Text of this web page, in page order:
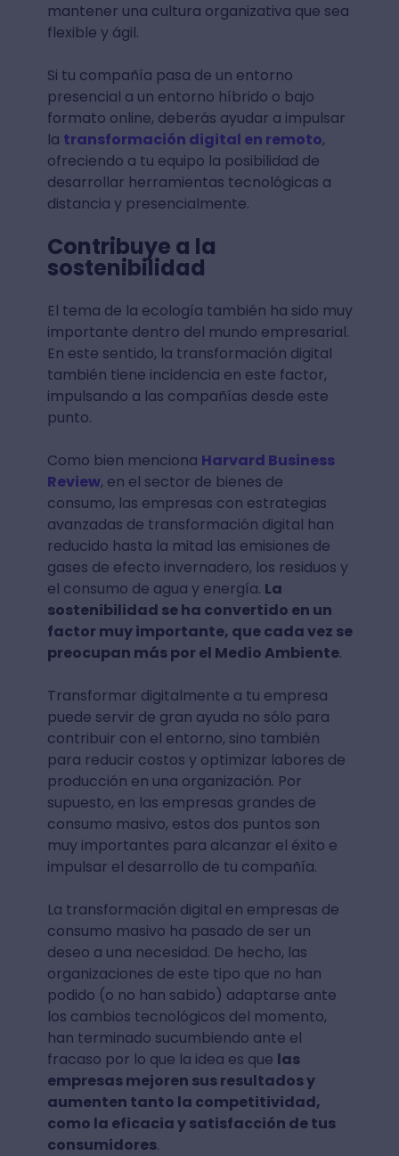
mantener una cultura organizativa que sea
flexible y ágil.
Si tu compañía pasa de un entorno
presencial a un entorno híbrido o bajo
formato online, deberás ayudar a impulsar
la transformación digital en remoto,
ofreciendo a tu equipo la posibilidad de
desarrollar herramientas tecnológicas a
distancia y presencialmente.
Contribuye a la
sostenibilidad
El tema de la ecología también ha sido muy
importante dentro del mundo empresarial.
En este sentido, la transformación digital
también tiene incidencia en este factor,
impulsando a las compañías desde este
punto.
Como bien menciona Harvard Business
Review, en el sector de bienes de
consumo, las empresas con estrategias
avanzadas de transformación digital han
reducido hasta la mitad las emisiones de
gases de efecto invernadero, los residuos y
el consumo de agua y energía. La
sostenibilidad se ha convertido en un
factor muy importante, que cada vez se
preocupan más por el Medio Ambiente.
Transformar digitalmente a tu empresa
puede servir de gran ayuda no sólo para
contribuir con el entorno, sino también
para reducir costos y optimizar labores de
producción en una organización. Por
supuesto, en las empresas grandes de
consumo masivo, estos dos puntos son
muy importantes para alcanzar el éxito e
impulsar el desarrollo de tu compañía.
La transformación digital en empresas de
consumo masivo ha pasado de ser un
deseo a una necesidad. De hecho, las
organizaciones de este tipo que no han
podido (o no han sabido) adaptarse ante
los cambios tecnológicos del momento,
han terminado sucumbiendo ante el
fracaso por lo que la idea es que las
empresas mejoren sus resultados y
aumenten tanto la competitividad,
como la eficacia y satisfacción de tus
consumidores.